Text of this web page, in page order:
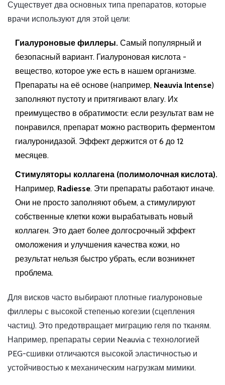
Существует два основных типа препаратов, которые
врачи используют для этой цели:
Гиалуроновые филлеры. Самый популярный и
безопасный вариант. Гиалуроновая кислота -
вещество, которое уже есть в нашем организме.
Препараты на её основе (например, Neauvia Intense)
заполняют пустоту и притягивают влагу. Их
преимущество в обратимости: если результат вам не
понравился, препарат можно растворить ферментом
гиалуронидазой. Эффект держится от 6 до 12
месяцев.
Стимуляторы коллагена (полимолочная кислота).
Например, Radiesse. Эти препараты работают иначе.
Они не просто заполняют объем, а стимулируют
собственные клетки кожи вырабатывать новый
коллаген. Это дает более долгосрочный эффект
омоложения и улучшения качества кожи, но
результат нельзя быстро убрать, если возникнет
проблема.
Для висков часто выбирают плотные гиалуроновые
филлеры с высокой степенью когезии (сцепления
частиц). Это предотвращает миграцию геля по тканям.
Например, препараты серии Neauvia с технологией
PEG-сшивки отличаются высокой эластичностью и
устойчивостью к механическим нагрузкам мимики.